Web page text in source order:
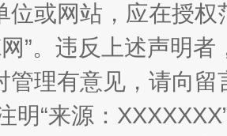
园优化重塑工作
位或网站，应在授
”。违反上述声明
管理有意见，请向
明“来源：